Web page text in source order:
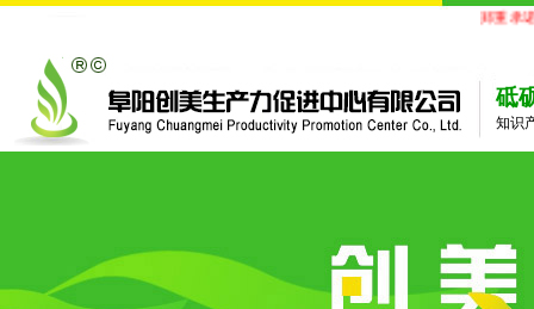
郑重承诺
砥
知识